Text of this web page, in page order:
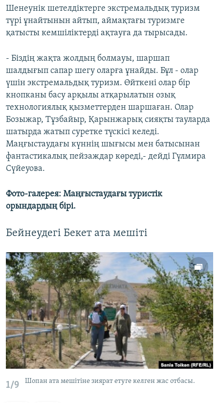
Шенеунік шетелдіктерге экстремальдық туризм
түрі ұнайтынын айтып, аймақтағы туризмге
қатысты кемшіліктерді ақтауға да тырысады.
- Біздің жақта жолдың болмауы, шаршап
шалдығып сапар шегу оларға ұнайды. Бұл - олар
үшін экстремальдық туризм. Өйткені олар бір
кнопканы басу арқылы атқарылатын озық
технологиялық қызметтерден шаршаған. Олар
Бозыжар, Тұзбайыр, Қарынжарық сияқты тауларда
шатырда жатып суретке түскісі келеді.
Маңғыстаудағы күннің шығысы мен батысынан
фантастикалық пейзаждар көреді,- дейді Гүлмира
Сүйеуова.
Фото-галерея: Маңғыстаудағы туристік
орындардың бірі.
Бейнеудегі Бекет ата мешіті
1/9 Шопан ата мешітіне зиярат етуге келген жас отбасы.